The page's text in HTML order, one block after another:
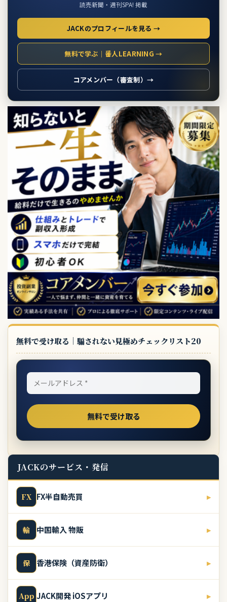
読売新聞・週刊SPA! 掲載
JACKのプロフィールを見る →
無料で学ぶ｜番人LEARNING →
コアメンバー（審査制）→
無料で受け取る｜騙されない見極めチェックリスト20
JACKのサービス・発信
FX FX半自動売買 ▸
輸 中国輸入 物販 ▸
保 香港保険（資産防衛） ▸
App JACK開発 iOSアプリ ▸